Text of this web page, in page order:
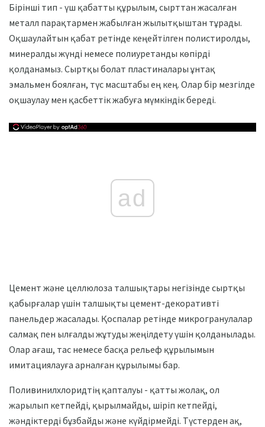
Бірінші тип - үш қабатты құрылым, сырттан жасалған
металл парақтармен жабылған жылытқыштан тұрады.
Оқшаулайтын қабат ретінде кеңейтілген полистиролды,
минералды жүнді немесе полиуретанды көпірді
қолданамыз. Сыртқы болат пластиналары ұнтақ
эмальмен боялған, түс масштабы ең кең. Олар бір мезгілде
оқшаулау мен қасбеттік жабуға мүмкіндік береді.
ad
Цемент және целлюлоза талшықтары негізінде сыртқы
қабырғалар үшін талшықты цемент-декоративті
панельдер жасалады. Қоспалар ретінде микрогранулалар
салмақ пен ылғалды жұтуды жеңілдету үшін қолданылады.
Олар ағаш, тас немесе басқа рельеф құрылымын
имитациялауға арналған құрылымы бар.
Поливинилхлоридтің қапталуы - қатты жолақ, ол
жарылып кетпейді, қырылмайды, шіріп кетпейді,
жәндіктерді бұзбайды және күйдірмейді. Түстерден ақ,